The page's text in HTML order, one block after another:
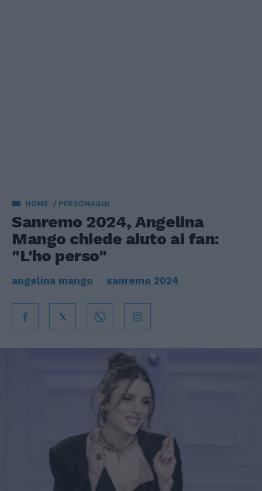
HOME PERSONAGGI
Sanremo 2024, Angelina
Mango chiede aiuto ai fan:
"L'ho perso"
angelina mango sanremo 2024